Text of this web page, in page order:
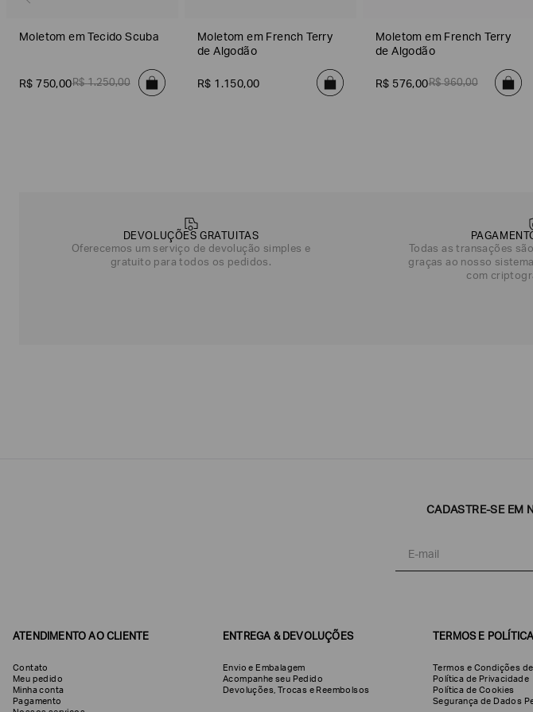
Moletom em Tecido Scuba
R$ 750,00R$ 1.250,00
Moletom em French Terry
de Algodão
R$ 1 .150,00
Moletom em French Terry
de Algodão
R$ 576,00R$ 960,00
DEVOLUÇÕES GRATUITAS
Oferecemos um serviço de devolução simples e
gratuito para todos os pedidos.
Todas as transações
graças ao nosso
com
CADASTRE-SE EM
ATENDIMENTO AO CLIENTE
Contato
Meu pedido
Minha conta
Pagamento
ENTREGA & DEVOLUÇÕES
Envio e Embalagem
Acompanhe seu Pedido
Devoluções, Trocas e Reembolsos
TERMOS E
Termos e Condições
Política de Privacidade
Política de Cookies
Segurança de Dados
contar
mais
sobre
EA7
Masculinos